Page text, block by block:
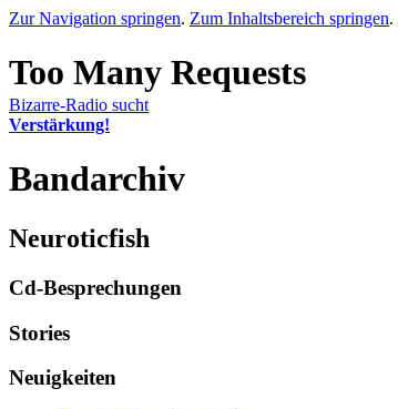
Zur Navigation springen. Zum Inhaltsbereich springen.
Bizarre-Radio sucht
Verstärkung!
Bandarchiv
Neuroticfish
Cd-Besprechungen
Stories
Neuigkeiten